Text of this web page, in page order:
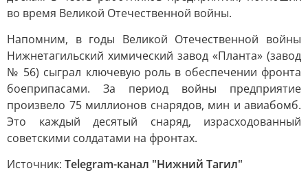
во время Великой Отечественной войны.
Напомним, в годы Великой Отечественной войны
Нижнетагильский химический завод «Планта» (завод
№ 56) сыграл ключевую роль в обеспечении фронта
боеприпасами. За период войны предприятие
произвело 75 миллионов снарядов, мин и авиабомб.
Это каждый десятый снаряд, израсходованный
советскими солдатами на фронтах.
Источник: Telegram-канал "Нижний Тагил"